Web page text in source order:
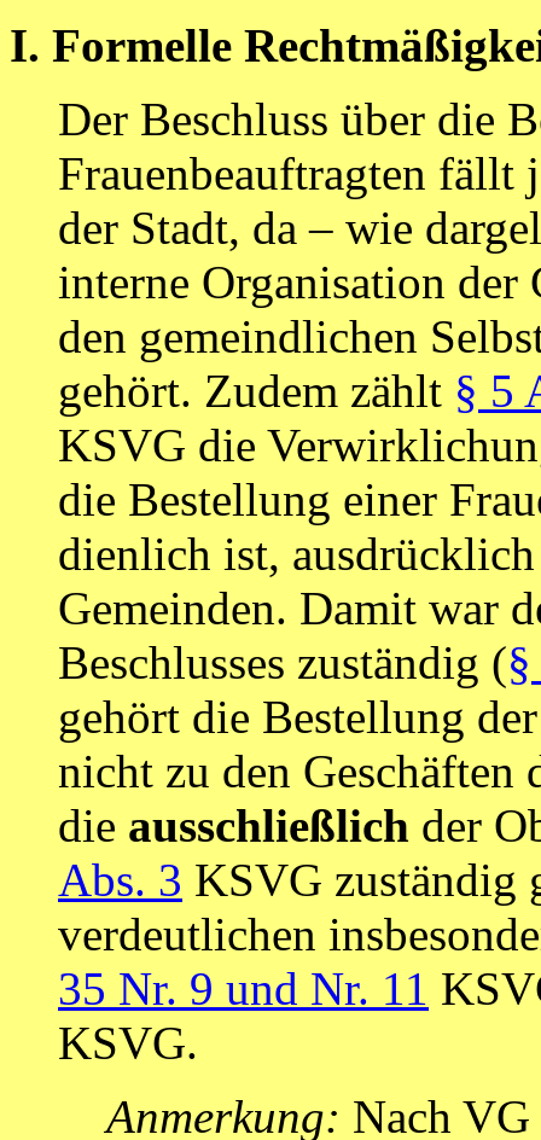
I. Formelle
Der Beschluss über die
Frauenbeauftragten
der Stadt, da – wie
interne Organisation der
den gemeindlichen
gehört. Zudem zählt § 5
KSVG die
die Bestellung einer
dienlich ist,
Gemeinden. Damit war
Beschlusses zuständig (
gehört die Bestellung
nicht zu den
die ausschließlich der
Abs. 3 KSVG zuständig
verdeutlichen
35 Nr. 9 und Nr. 11
KSVG.
Anmerkung: Nach